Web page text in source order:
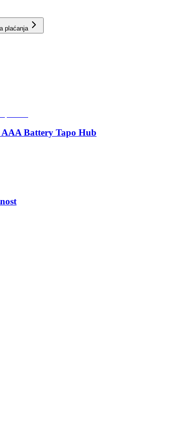
plaćanja
Battery Tapo Hub